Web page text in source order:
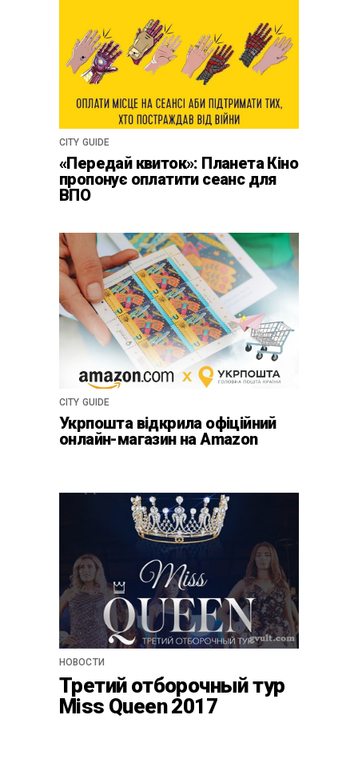
CITY GUIDE
«Передай квиток»: Планета Кіно
пропонує оплатити сеанс для
ВПО
CITY GUIDE
Укрпошта відкрила офіційний
онлайн-магазин на Amazon
НОВОСТИ
Третий отборочный тур
Miss Queen 2017